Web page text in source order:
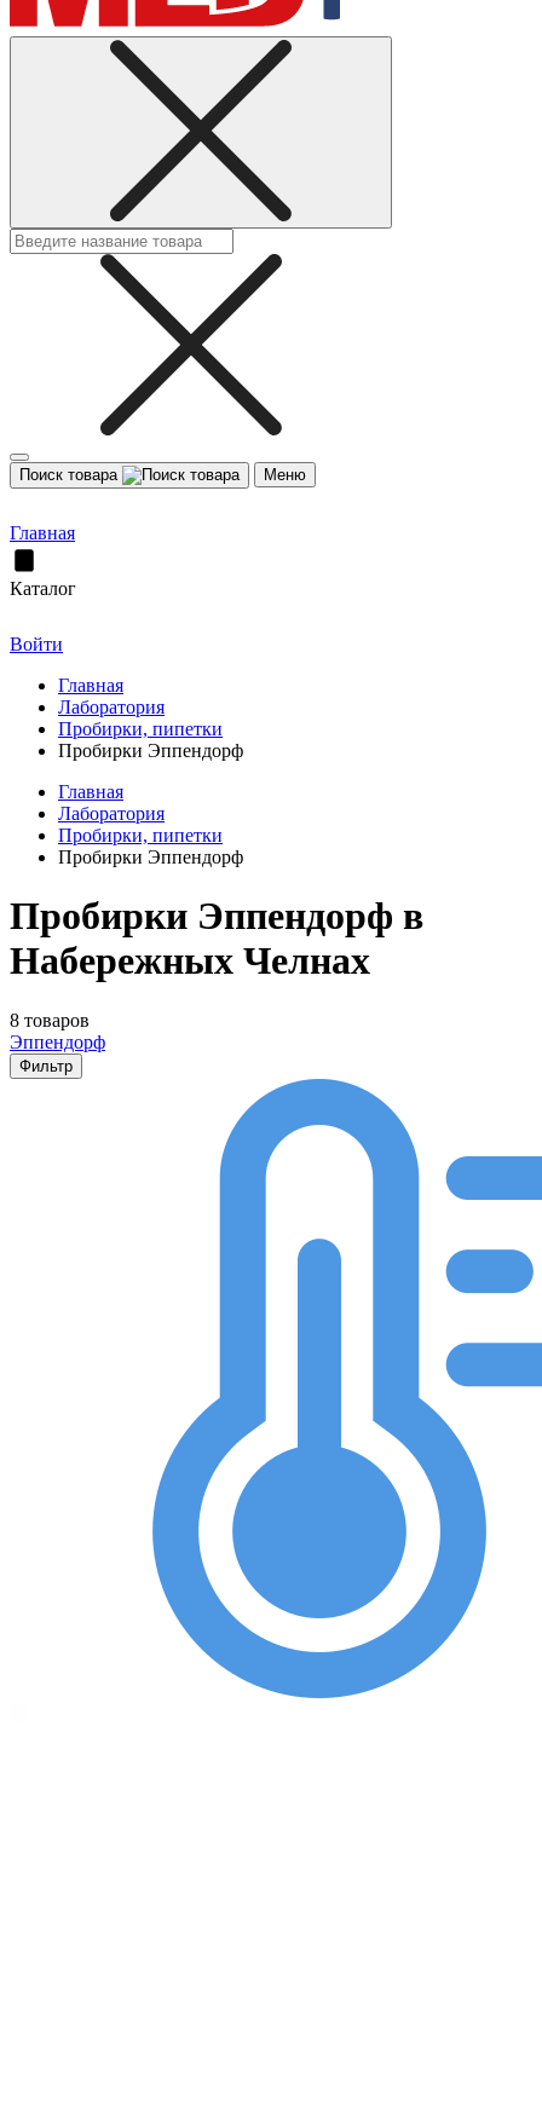
Поиск товара Меню
Главная
Каталог
Войти
Главная
Лаборатория
Пробирки, пипетки
Пробирки Эппендорф
Главная
Лаборатория
Пробирки, пипетки
Пробирки Эппендорф
Пробирки Эппендорф в
Набережных Челнах
8 товаров
Эппендорф
Фильтр